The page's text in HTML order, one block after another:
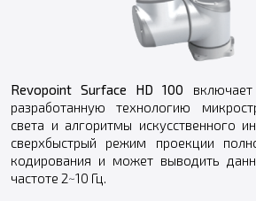
Revopoint Surface HD 100
разработанную технологию
света и алгоритмы искусственного
сверхбыстрый режим проекции
кодирования и может выводить
частоте 2~10 Гц.